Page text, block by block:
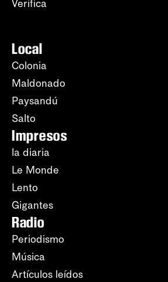
Verifica
Local
Colonia
Maldonado
Paysandú
Salto
Impresos
la diaria
Le Monde
Lento
Gigantes
Radio
Periodismo
Música
Artículos leídos